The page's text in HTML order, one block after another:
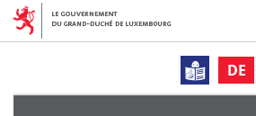
DE